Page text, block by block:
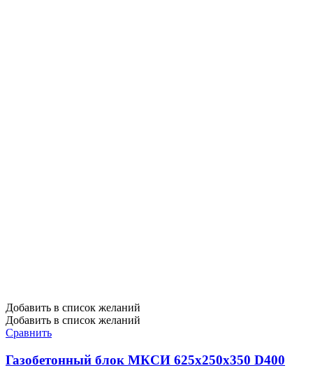
Добавить в список желаний
Добавить в список желаний
Сравнить
Газобетонный блок МКСИ 625х250х350 D400